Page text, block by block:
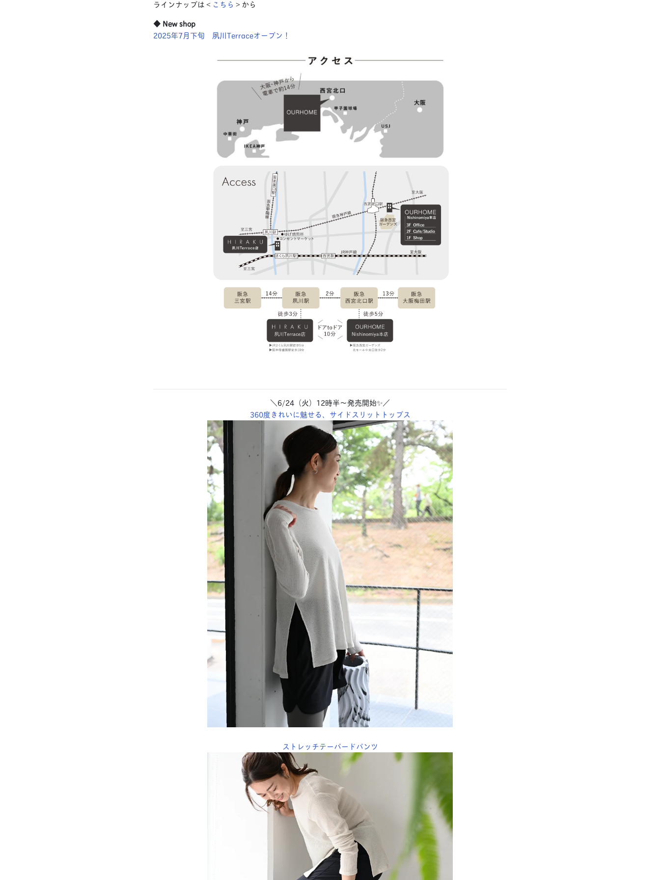
ラインナップは＜ こちら ＞から
◆ New shop
2025年7月下旬 夙川Terraceオープン！
＼6/24（火）12時半〜発売開始✨／
360度きれいに魅せる、サイドスリットトップス
ストレッチテーパードパンツ